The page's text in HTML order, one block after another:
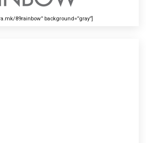
89rainbow” background=”gray”]